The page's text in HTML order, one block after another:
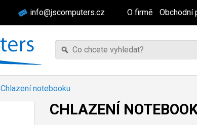
info@jscomputers.cz O firmě Obchodní
Chlazení notebooku
CHLAZENÍ